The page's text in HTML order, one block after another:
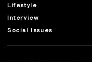
Lifestyle
Interview
Social Issues